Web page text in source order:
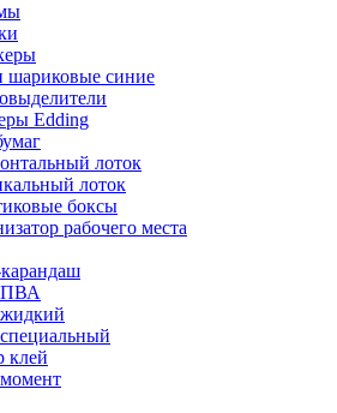
шариковые синие
Edding
лоток
лоток
боксы
рабочего места
ПВА
клей